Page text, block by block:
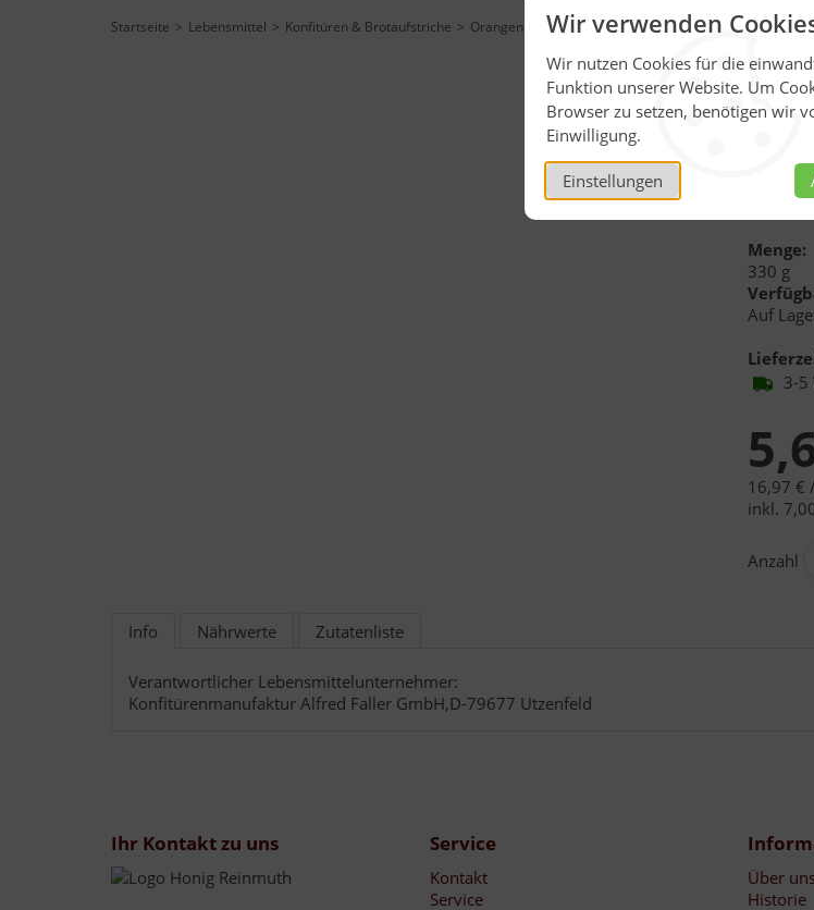
Wir verwenden
Wir nutzen Cookies für die
Funktion unserer Website. Um
Browser zu setzen, benötigen wir
Einwilligung.
Einstellungen
Startseite Lebensmittel Konfitüren & Brotaufstriche Orangen-Marmelade
Das
Inhalt:
Menge:
330 g
Auf
3-5
16,97 € /
inkl.
Anzahl
Info Nährwerte Zutatenliste
Verantwortlicher Lebensmittelunternehmer:
Konfitürenmanufaktur Alfred Faller GmbH,D-79677 Utzenfeld
Ihr Kontakt zu uns Service
Kontakt
Service
Über
Historie